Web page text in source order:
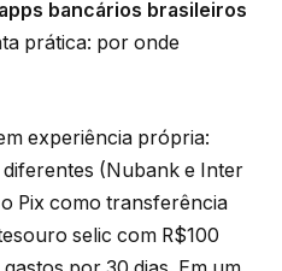
bancários brasileiros
prática: por onde
experiência própria:
(Nubank e Inter
Pix como transferência
selic com R$100